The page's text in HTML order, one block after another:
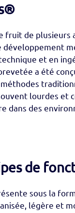
fruit de plusieurs
développement
et en
a été
lourdes et
dans des
de
sous la
légère et